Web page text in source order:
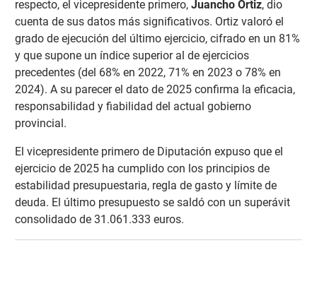
respecto, el vicepresidente primero, Juancho Ortiz, dio
cuenta de sus datos más significativos. Ortiz valoró el
grado de ejecución del último ejercicio, cifrado en un 81%
y que supone un índice superior al de ejercicios
precedentes (del 68% en 2022, 71% en 2023 o 78% en
2024). A su parecer el dato de 2025 confirma la eficacia,
responsabilidad y fiabilidad del actual gobierno
provincial.
El vicepresidente primero de Diputación expuso que el
ejercicio de 2025 ha cumplido con los principios de
estabilidad presupuestaria, regla de gasto y límite de
deuda. El último presupuesto se saldó con un superávit
consolidado de 31.061.333 euros.